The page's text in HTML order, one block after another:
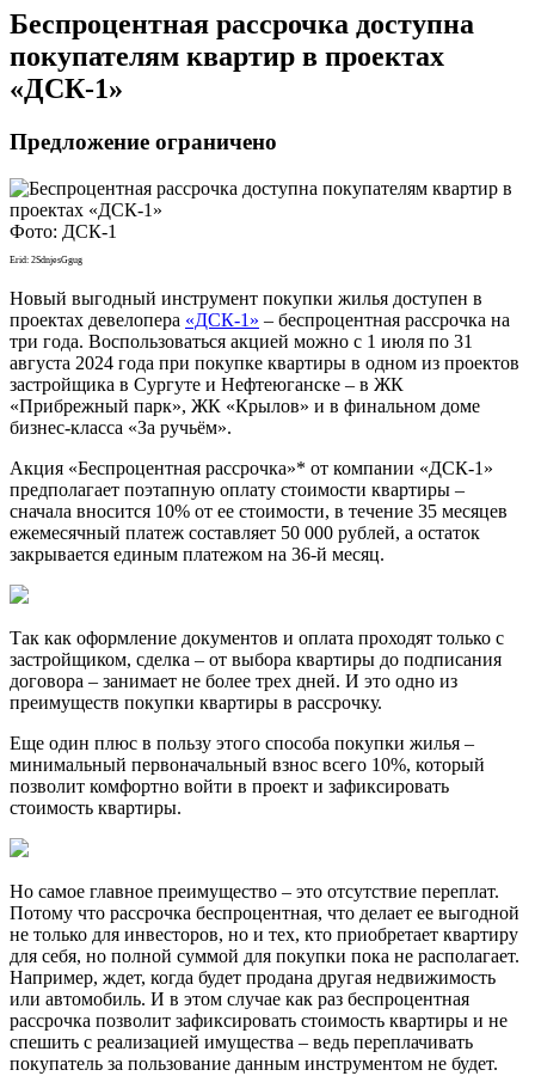
​Беспроцентная рассрочка доступна
покупателям квартир в проектах
«ДСК-1»
Предложение ограничено
Фото: ДСК-1
Erid: 2SdnjesGgug
Новый выгодный инструмент покупки жилья доступен в
проектах девелопера «ДСК-1» – беспроцентная рассрочка на
три года. Воспользоваться акцией можно с 1 июля по 31
августа 2024 года при покупке квартиры в одном из проектов
застройщика в Сургуте и Нефтеюганске – в ЖК
«Прибрежный парк», ЖК «Крылов» и в финальном доме
бизнес-класса «За ручьём».
Акция «Беспроцентная рассрочка»* от компании «ДСК-1»
предполагает поэтапную оплату стоимости квартиры –
сначала вносится 10% от ее стоимости, в течение 35 месяцев
ежемесячный платеж составляет 50 000 рублей, а остаток
закрывается единым платежом на 36-й месяц.
Так как оформление документов и оплата проходят только с
застройщиком, сделка – от выбора квартиры до подписания
договора – занимает не более трех дней. И это одно из
преимуществ покупки квартиры в рассрочку.
Еще один плюс в пользу этого способа покупки жилья –
минимальный первоначальный взнос всего 10%, который
позволит комфортно войти в проект и зафиксировать
стоимость квартиры.
Но самое главное преимущество – это отсутствие переплат.
Потому что рассрочка беспроцентная, что делает ее выгодной
не только для инвесторов, но и тех, кто приобретает квартиру
для себя, но полной суммой для покупки пока не располагает.
Например, ждет, когда будет продана другая недвижимость
или автомобиль. И в этом случае как раз беспроцентная
рассрочка позволит зафиксировать стоимость квартиры и не
спешить с реализацией имущества – ведь переплачивать
покупатель за пользование данным инструментом не будет.